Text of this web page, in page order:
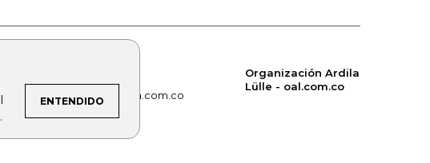
.
ENTENDIDO
lafm.com.co
alerta.com.co
Organización Ardila
Lülle - oal.com.co